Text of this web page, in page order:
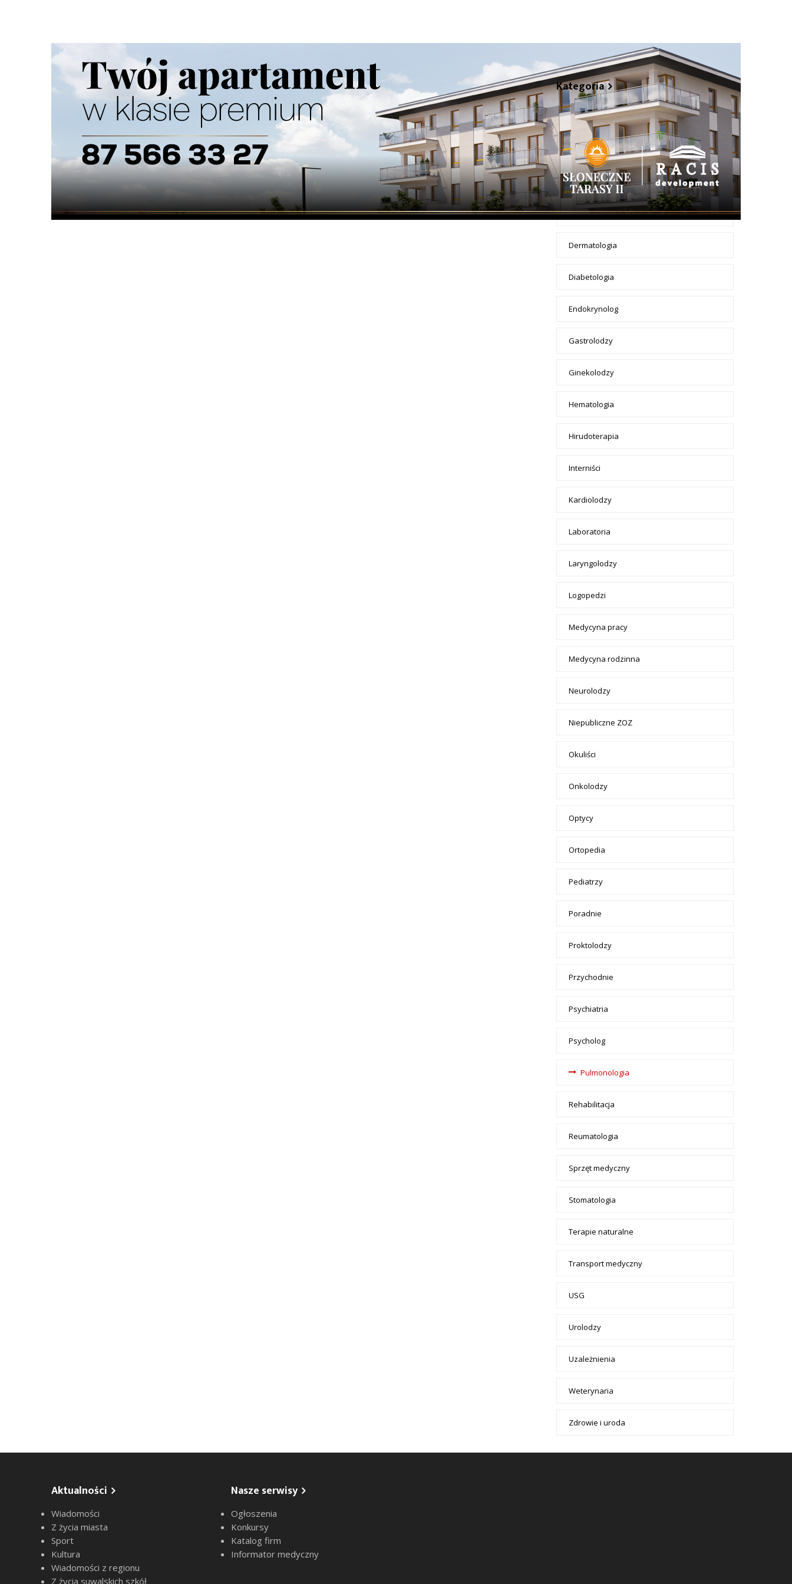
Nie dodano jeszcze wpisów do tej kategorii
Dodaj obiekt do informatora medycznego
+ Dodaj wpis
Kategoria
Apteki
Badanie żył dopplerem
Chirurdzy
Chirurgia dentystyczna
Dermatologia
Diabetologia
Endokrynolog
Gastrolodzy
Ginekolodzy
Hematologia
Hirudoterapia
Interniści
Kardiolodzy
Laboratoria
Laryngolodzy
Logopedzi
Medycyna pracy
Medycyna rodzinna
Neurolodzy
Niepubliczne ZOZ
Okuliści
Onkolodzy
Optycy
Ortopedia
Pediatrzy
Poradnie
Proktolodzy
Przychodnie
Psychiatria
Psycholog
Pulmonologia
Rehabilitacja
Reumatologia
Sprzęt medyczny
Stomatologia
Terapie naturalne
Transport medyczny
USG
Urolodzy
Uzależnienia
Weterynaria
Zdrowie i uroda
Aktualności
Wiadomości
Z życia miasta
Sport
Kultura
Wiadomości z regionu
Z życia suwalskich szkół
Nasze serwisy
Ogłoszenia
Konkursy
Katalog firm
Informator medyczny